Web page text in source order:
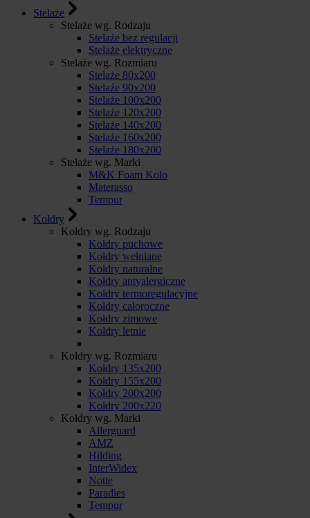
Stelaże
Stelaże wg. Rodzaju
Stelaże bez regulacji
Stelaże elektryczne
Stelaże wg. Rozmiaru
Stelaże 80x200
Stelaże 90x200
Stelaże 100x200
Stelaże 120x200
Stelaże 140x200
Stelaże 160x200
Stelaże 180x200
Stelaże wg. Marki
M&K Foam Kolo
Materasso
Tempur
Kołdry
Kołdry wg. Rodzaju
Kołdry puchowe
Kołdry wełniane
Kołdry naturalne
Kołdry antyalergiczne
Kołdry termoregulacyjne
Kołdry całoroczne
Kołdry zimowe
Kołdry letnie
Kołdry wg. Rozmiaru
Kołdry 135x200
Kołdry 155x200
Kołdry 200x200
Kołdry 200x220
Kołdry wg. Marki
Allerguard
AMZ
Hilding
InterWidex
Notte
Paradies
Tempur